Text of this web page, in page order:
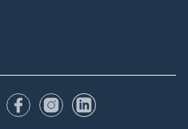
FacebookuInstagramie
LinkedIn